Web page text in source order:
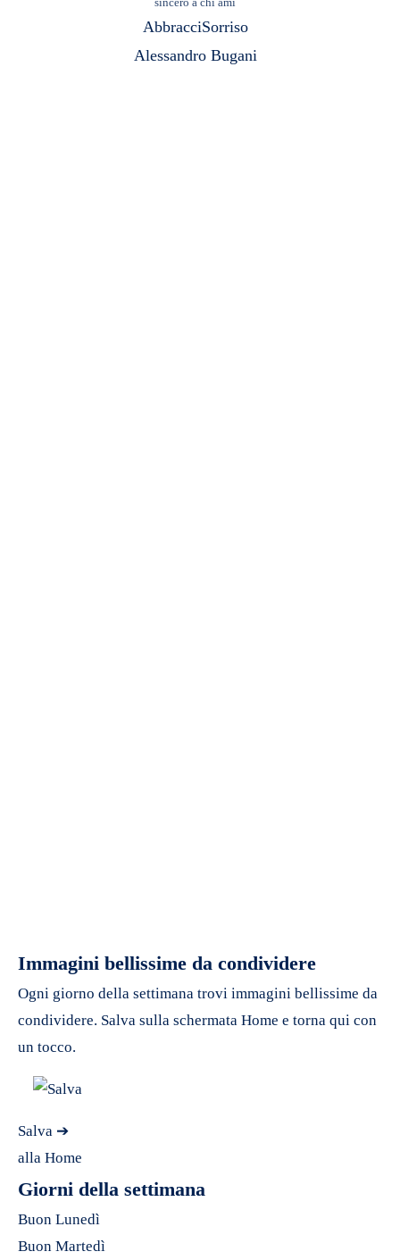
AbbracciSorriso
Alessandro Bugani
Immagini bellissime da condividere
Ogni giorno della settimana trovi immagini bellissime da
condividere. Salva sulla schermata Home e torna qui con
un tocco.
Salva ➔
alla Home
Giorni della settimana
Buon Lunedì
Buon Martedì